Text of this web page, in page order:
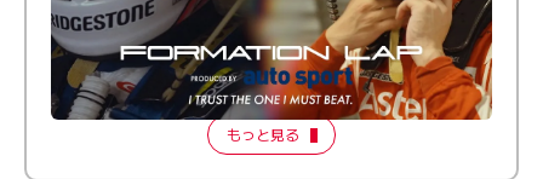
倒す相手を、信じてる。小林利徠斗 × 野村勇斗
【FORMATION LAP Produced by auto sport】
2026 Episode 2
もっと見る